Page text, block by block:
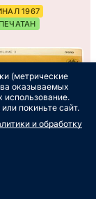
1967
(метрические
оказываемых
использование.
или покиньте сайт.
и обработку